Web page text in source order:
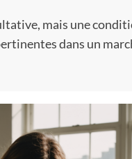
mais une
dans un